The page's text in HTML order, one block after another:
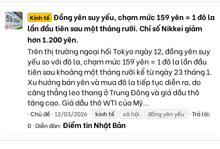
Kinh tế Đồng yên suy yếu, chạm mức 159 yên = 1 đô la
lần đầu tiên sau một tháng rưỡi. Chỉ số Nikkei giảm
hơn 1.200 yên.
Trên thị trường ngoại hối Tokyo ngày 12, đồng yên suy
yếu so với đô la, chạm mức 159 yên = 1 đô la lần đầu
tiên sau khoảng một tháng rưỡi kể từ ngày 23 tháng 1.
Xu hướng bán yên và mua đô la tiếp tục diễn ra, do
căng thẳng leo thang ở Trung Đông và giá dầu thô
tăng cao. Giá dầu thô WTI của Mỹ...
Chủ đề 12/03/2026 kinhtế xã hội đồng yên yếu
Trả lời:
0 Diễn đàn: Điểm tin Nhật Bản